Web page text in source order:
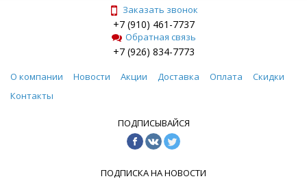
Заказать звонок
+7 (910) 461-7737
Обратная связь
+7 (926) 834-7773
О компании Новости Акции Доставка Оплата
Скидки
Контакты
ПОДПИСЫВАЙСЯ
ПОДПИСКА НА НОВОСТИ